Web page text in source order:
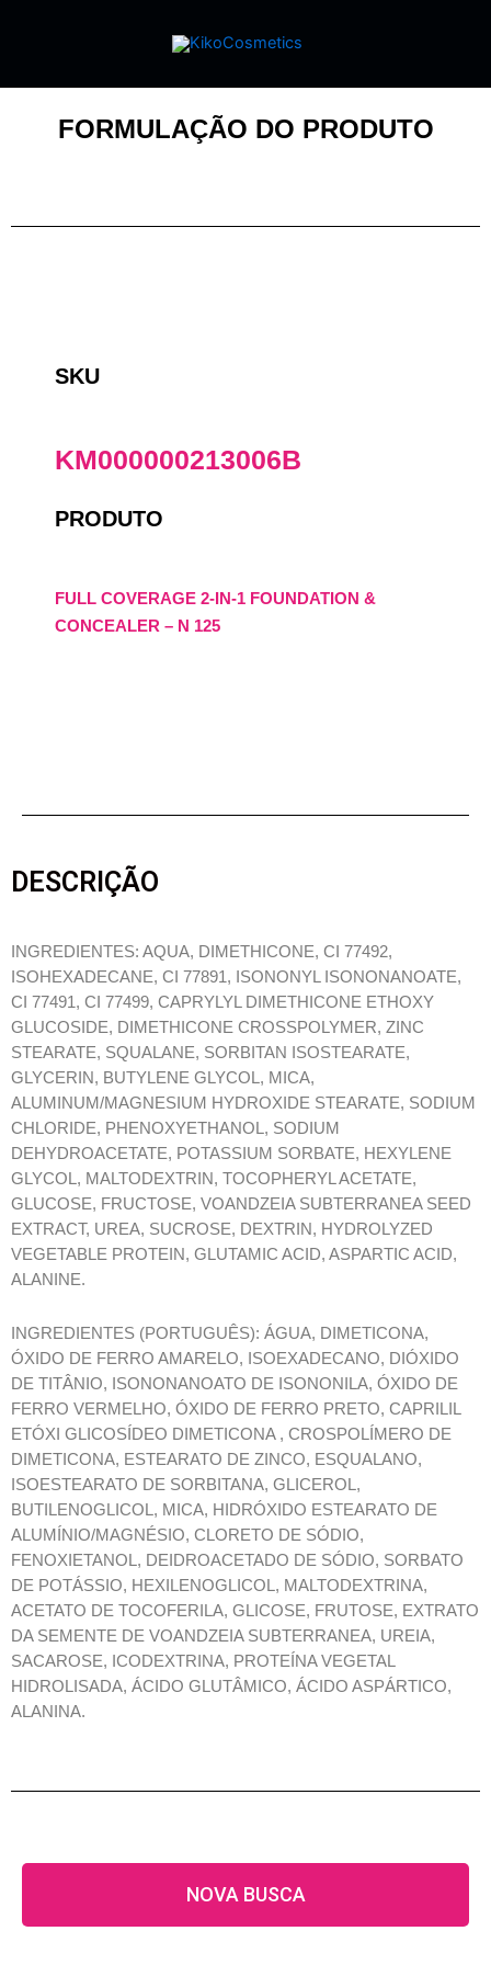
FORMULAÇÃO DO PRODUTO
SKU
KM000000213006B
PRODUTO
FULL COVERAGE 2-IN-1 FOUNDATION &
CONCEALER – N 125
DESCRIÇÃO
INGREDIENTES: AQUA, DIMETHICONE, CI 77492,
ISOHEXADECANE, CI 77891, ISONONYL ISONONANOATE,
CI 77491, CI 77499, CAPRYLYL DIMETHICONE ETHOXY
GLUCOSIDE, DIMETHICONE CROSSPOLYMER, ZINC
STEARATE, SQUALANE, SORBITAN ISOSTEARATE,
GLYCERIN, BUTYLENE GLYCOL, MICA,
ALUMINUM/MAGNESIUM HYDROXIDE STEARATE, SODIUM
CHLORIDE, PHENOXYETHANOL, SODIUM
DEHYDROACETATE, POTASSIUM SORBATE, HEXYLENE
GLYCOL, MALTODEXTRIN, TOCOPHERYL ACETATE,
GLUCOSE, FRUCTOSE, VOANDZEIA SUBTERRANEA SEED
EXTRACT, UREA, SUCROSE, DEXTRIN, HYDROLYZED
VEGETABLE PROTEIN, GLUTAMIC ACID, ASPARTIC ACID,
ALANINE.
INGREDIENTES (PORTUGUÊS): ÁGUA, DIMETICONA,
ÓXIDO DE FERRO AMARELO, ISOEXADECANO, DIÓXIDO
DE TITÂNIO, ISONONANOATO DE ISONONILA, ÓXIDO DE
FERRO VERMELHO, ÓXIDO DE FERRO PRETO, CAPRILIL
ETÓXI GLICOSÍDEO DIMETICONA , CROSPOLÍMERO DE
DIMETICONA, ESTEARATO DE ZINCO, ESQUALANO,
ISOESTEARATO DE SORBITANA, GLICEROL,
BUTILENOGLICOL, MICA, HIDRÓXIDO ESTEARATO DE
ALUMÍNIO/MAGNÉSIO, CLORETO DE SÓDIO,
FENOXIETANOL, DEIDROACETADO DE SÓDIO, SORBATO
DE POTÁSSIO, HEXILENOGLICOL, MALTODEXTRINA,
ACETATO DE TOCOFERILA, GLICOSE, FRUTOSE, EXTRATO
DA SEMENTE DE VOANDZEIA SUBTERRANEA, UREIA,
SACAROSE, ICODEXTRINA, PROTEÍNA VEGETAL
HIDROLISADA, ÁCIDO GLUTÂMICO, ÁCIDO ASPÁRTICO,
ALANINA.
NOVA BUSCA